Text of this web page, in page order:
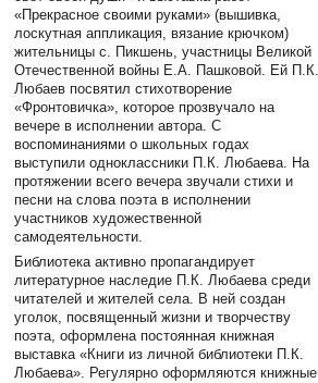
«Прекрасное своими руками» (вышивка,
лоскутная аппликация, вязание крючком)
жительницы с. Пикшень, участницы Великой
Отечественной войны Е.А. Пашковой. Ей П.К.
Любаев посвятил стихотворение
«Фронтовичка», которое прозвучало на
вечере в исполнении автора. С
воспоминаниями о школьных годах
выступили одноклассники П.К. Любаева. На
протяжении всего вечера звучали стихи и
песни на слова поэта в исполнении
участников художественной
самодеятельности.
Библиотека активно пропагандирует
литературное наследие П.К. Любаева среди
читателей и жителей села. В ней создан
уголок, посвященный жизни и творчеству
поэта, оформлена постоянная книжная
выставка «Книги из личной библиотеки П.К.
Любаева». Регулярно оформляются книжные